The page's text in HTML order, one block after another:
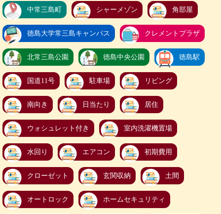
中常三島町 シャーメゾン 角部屋
徳島大学常三島キャンパス クレメントプラザ
北常三島公園 徳島中央公園 徳島駅
国道11号 駐車場 リビング
南向き 日当たり 居住
ウォシュレット付き 室内洗濯機置場
水回り エアコン 初期費用
クローゼット 玄関収納 土間
オートロック ホームセキュリティ